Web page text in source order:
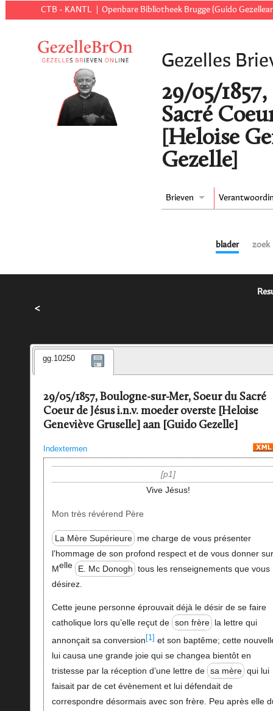
CTB - KANTL Openbare Bibliotheek Brugge (Guido
Gezelles
29/05/
Sacré
[Heloise
Gezelle]
Brieven
blader zoek
<
gg.10250
29/05/1857, Boulogne-sur-Mer, Soeur du Sacré
Coeur de Jésus i.n.v. moeder overste [Heloise
Geneviève Gruselle] aan [Guido Gezelle]
Indextermen
p1
Vive Jésus!
Mon très révérend Père
La Mère Supérieure me charge de vous présenter
l’hommage de son profond respect et de vous donner sur
Melle E. Mc Donogh tous les renseignements que vous
désirez.
Cette jeune personne éprouvait déjà le désir de se faire
catholique lors qu’elle reçut de son frère la lettre qui
annonçait sa conversion [1] et son baptême; cette
lui causa une grande joie qui se changea bientôt en
tristesse par la réception d’une lettre de sa mère qui lui
faisait par de cet évènement et lui défendait de
correspondre désormais avec son frère. Peu après elle